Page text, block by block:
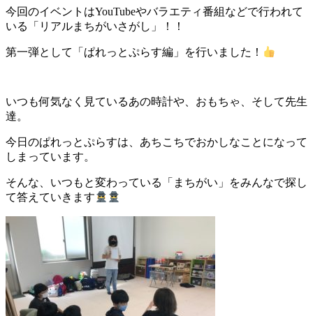
今回のイベントはYouTubeやバラエティ番組などで行われて
いる「リアルまちがいさがし」！！
第一弾として「ぱれっとぷらす編」を行いました！
いつも何気なく見ているあの時計や、おもちゃ、そして先生
達。
今日のぱれっとぷらすは、あちこちでおかしなことになって
しまっています。
そんな、いつもと変わっている「まちがい」をみんなで探し
て答えていきます